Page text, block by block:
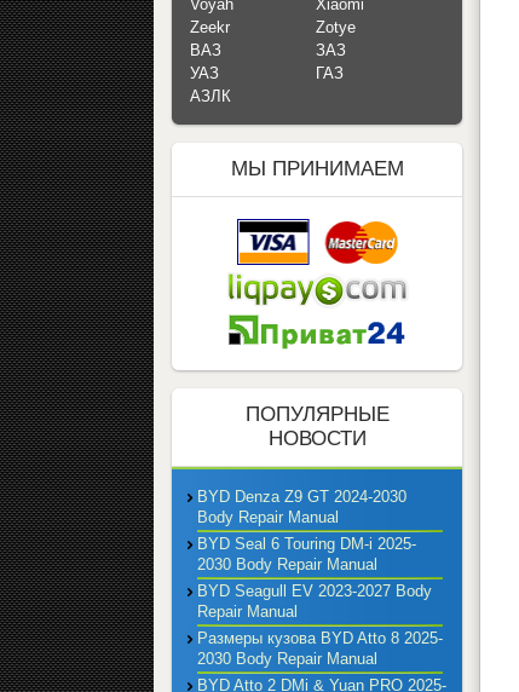
Voyah
Xiaomi
Zeekr
Zotye
ВАЗ
ЗАЗ
УАЗ
ГАЗ
АЗЛК
МЫ ПРИНИМАЕМ
ПОПУЛЯРНЫЕ
НОВОСТИ
BYD Denza Z9 GT 2024-2030
Body Repair Manual
BYD Seal 6 Touring DM-i 2025-
2030 Body Repair Manual
BYD Seagull EV 2023-2027 Body
Repair Manual
Размеры кузова BYD Atto 8 2025-
2030 Body Repair Manual
BYD Atto 2 DMi & Yuan PRO 2025-